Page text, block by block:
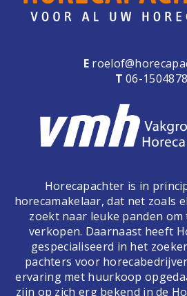
E
T 06-
Horecapachter is in
horecamakelaar, dat net zoals
zoekt naar leuke panden
verkopen. Daarnaast heeft
gespecialiseerd in het
pachters voor
ervaring met huurkoop
zijn op zich erg bekend in de